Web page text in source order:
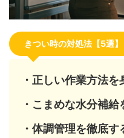
きつい時の対処法【5選】
・正しい作業方法を
・こまめな水分補給
・体調管理を徹底す